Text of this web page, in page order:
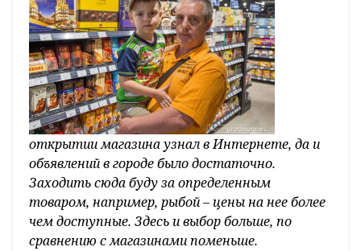
открытии магазина узнал в Интернете, да и
объявлений в городе было достаточно.
Заходить сюда буду за определенным
товаром, например, рыбой – цены на нее более
чем доступные. Здесь и выбор больше, по
сравнению с магазинами поменьше.